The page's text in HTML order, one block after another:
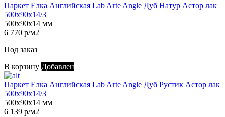
Паркет Елка Английская Lab Arte Angle Дуб Натур Астор лак
500х90х14/3
500х90х14 мм
6 770 р/м2
Под заказ
В корзину Добавлен
Паркет Елка Английская Lab Arte Angle Дуб Рустик Астор лак
500х90х14/3
500х90х14 мм
6 139 р/м2